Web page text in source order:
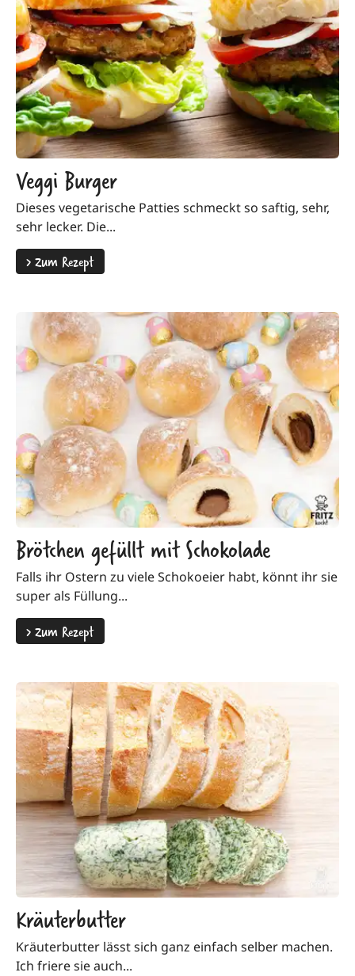
Veggi Burger
Dieses vegetarische Patties schmeckt so saftig, sehr,
sehr lecker. Die...
>Zum Rezept
Brötchen gefüllt mit Schokolade
Falls ihr Ostern zu viele Schokoeier habt, könnt ihr sie
super als Füllung...
>Zum Rezept
Kräuterbutter
Kräuterbutter lässt sich ganz einfach selber machen.
Ich friere sie auch...